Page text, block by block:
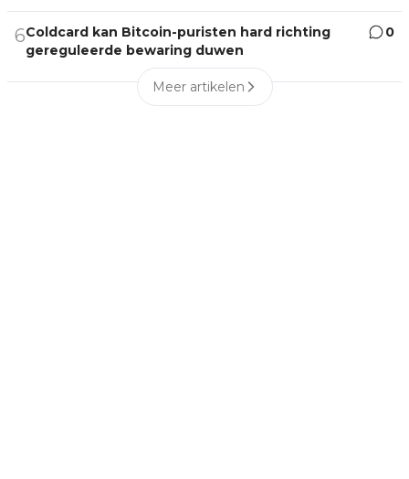
6Coldcard kan Bitcoin-puristen hard richting
gereguleerde bewaring duwen
0
Meer artikelen